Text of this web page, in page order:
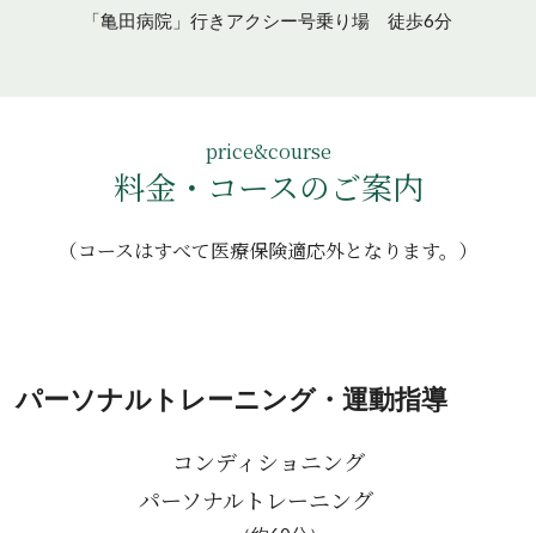
「亀田病院」行きアクシー号乗り場 徒歩6分
price&course
料金・コースのご案内
（コースはすべて医療保険適応外となります。）
パーソナルトレーニング・運動指導
コンディショニング
パーソナルトレーニング